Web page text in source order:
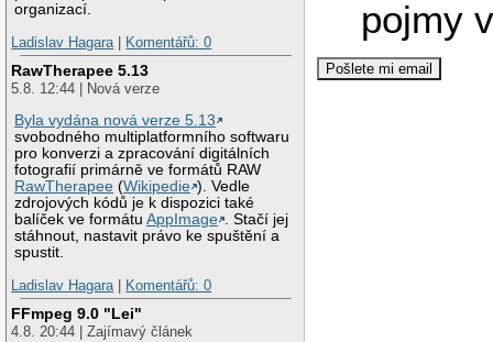
organizací.
Ladislav Hagara | Komentářů: 0
RawTherapee 5.13
5.8. 12:44 | Nová verze
Byla vydána nová verze 5.13
svobodného multiplatformního softwaru
pro konverzi a zpracování digitálních
fotografií primárně ve formátů RAW
RawTherapee (Wikipedie ). Vedle
zdrojových kódů je k dispozici také
balíček ve formátuAppImage
. Stačí jej
stáhnout, nastavit právo ke spuštění a
spustit.
Ladislav Hagara | Komentářů: 0
FFmpeg 9.0 "Lei"
4.8. 20:44 | Zajímavý článek
pojmy